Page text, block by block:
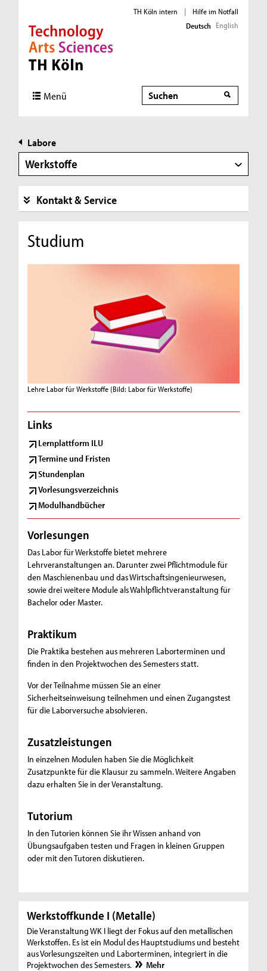
Direkt zur Hauptnavigation
Direkt zur Subnavigation
Direkt zum Inhalt
Direkt zum Fußbereich
TH Köln intern |
Hilfe im Notfall
Deutsch English
Menü Suche
Suche
Labore
Werkstoffe
Kontakt & Service
Studium
Lehre Labor für Werkstoffe (Bild: Labor für Werkstoffe)
Links
Lernplattform ILU
Termine und Fristen
Stundenplan
Vorlesungsverzeichnis
Modulhandbücher
Vorlesungen
Das Labor für Werkstoffe bietet mehrere
Lehrveranstaltungen an. Darunter zwei Pflichtmodule für
den Maschienenbau und das Wirtschaftsingenieurwesen,
sowie drei weitere Module als Wahlpflichtveranstaltung für
Bachelor oder Master.
Praktikum
Die Praktika bestehen aus mehreren Laborterminen und
finden in den Projektwochen des Semesters statt.
Vor der Teilnahme müssen Sie an einer
Sicherheitseinweisung teilnehmen und einen Zugangstest
für die Laborversuche absolvieren.
Zusatzleistungen
In einzelnen Modulen haben Sie die Möglichkeit
Zusatzpunkte für die Klausur zu sammeln. Weitere Angaben
dazu erhalten Sie in der Veranstaltung.
Tutorium
In den Tutorien können Sie ihr Wissen anhand von
Übungsaufgaben testen und Fragen in kleinen Gruppen
oder mit den Tutoren diskutieren.
Werkstoffkunde I (Metalle)
Die Veranstaltung WK I liegt der Fokus auf den metallischen
Werkstoffen. Es ist ein Modul des Hauptstudiums und besteht
aus Vorlesungszeiten und Laborterminen, integriert in die
Projektwochen des Semesters.
Mehr